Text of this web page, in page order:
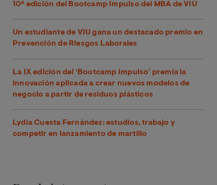
10ª edición del Bootcamp Impulso del MBA de VIU
Un estudiante de VIU gana un destacado premio en
Prevención de Riesgos Laborales
La IX edición del ‘Bootcamp Impulso’ premia la
innovación aplicada a crear nuevos modelos de
negocio a partir de residuos plásticos
Lydia Cuesta Fernández: estudios, trabajo y
competir en lanzamiento de martillo